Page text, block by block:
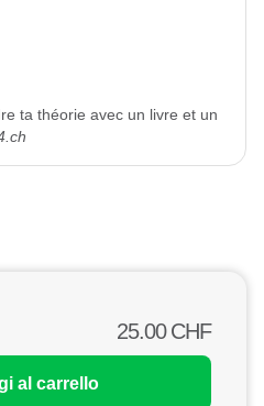
ta théorie avec un livre et un
25.00CHF
al carrello